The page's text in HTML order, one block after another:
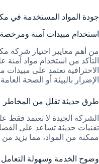
جودة المواد المستخدمة في
استخدام مبيدات آمنة ومرخصة
من أهم معايير اختيار شركة
التأكد من استخدام مواد آمنة
الاحترافية تعتمد على
الإضرار بالبيئة أو الصحة
طرق حديثة تقلل من المخاطر
الشركة الجيدة لا تعتمد فقط
تقنيات حديثة تساعد على
ممكنة من المواد، مما يزيد من
وضوح الخدمة وسهولة التعامل